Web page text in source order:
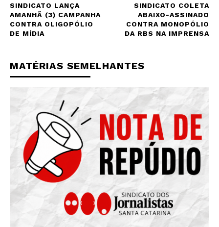
SINDICATO LANÇA
AMANHÃ (3) CAMPANHA
CONTRA OLIGOPÓLIO
DE MÍDIA
SINDICATO COLETA
ABAIXO-ASSINADO
CONTRA MONOPÓLIO
DA RBS NA IMPRENSA
MATÉRIAS SEMELHANTES